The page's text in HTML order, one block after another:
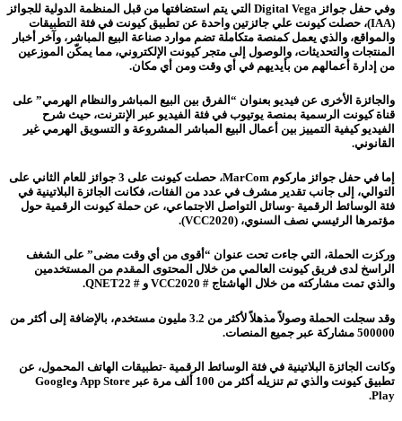
وفي حفل جوائز Digital Vega التي يتم استضافتها من قبل المنظمة الدولية للجوائز
(IAA)، حصلت كيونت علي جائزتين واحدة عن تطبيق كيونت في فئة التطبيقات
والمواقع، والذي يعمل كمنصة متكاملة تضم موارد صناعة البيع المباشر، وآخر أخبار
المنتجات والتحديثات، والوصول إلى متجر كيونت الإلكتروني، مما يمكّن الموزعين
من إدارة أعمالهم من بأيديهم في أي وقت ومن أي مكان.
والجائزة الأخرى عن فيديو بعنوان “الفرق بين البيع المباشر والنظام الهرمي” على
قناة كيونت الرسمية بمنصة يوتيوب في فئة الفيديو عبر الإنترنت، حيث شرح
الفيديو كيفية التمييز بين أعمال البيع المباشر المشروعة و التسويق الهرمي غير
القانوني.
إما في حفل جوائز ماركوم MarCom، حصلت كيونت على 3 جوائز للعام الثاني على
التوالي، إلى جانب تقدير مشرف في عدد من الفئات، فكانت الجائزة البلاتينية في
فئة الوسائط الرقمية -وسائل التواصل الاجتماعي، عن حملة كيونت الرقمية حول
مؤتمرها الرئيسي نصف السنوي، (VCC2020).
وركزت الحملة، التي جاءت تحت عنوان “أقوى من أي وقت مضى” على الشغف
الراسخ لدى فريق كيونت العالمي من خلال المحتوى المقدم من المستخدمين
والذي تمت مشاركته من خلال الهاشتاج # VCC2020 و # QNET22.
وقد سجلت الحملة وصولاً مذهلاً لأكثر من 3.2 مليون مستخدم، بالإضافة إلى أكثر من
500000 مشاركة عبر جميع المنصات.
وكانت الجائزة البلاتينية في فئة الوسائط الرقمية -تطبيقات الهاتف المحمول، عن
تطبيق كيونت والذي تم تنزيله أكثر من 100 ألف مرة عبر App Store وGoogle
Play.